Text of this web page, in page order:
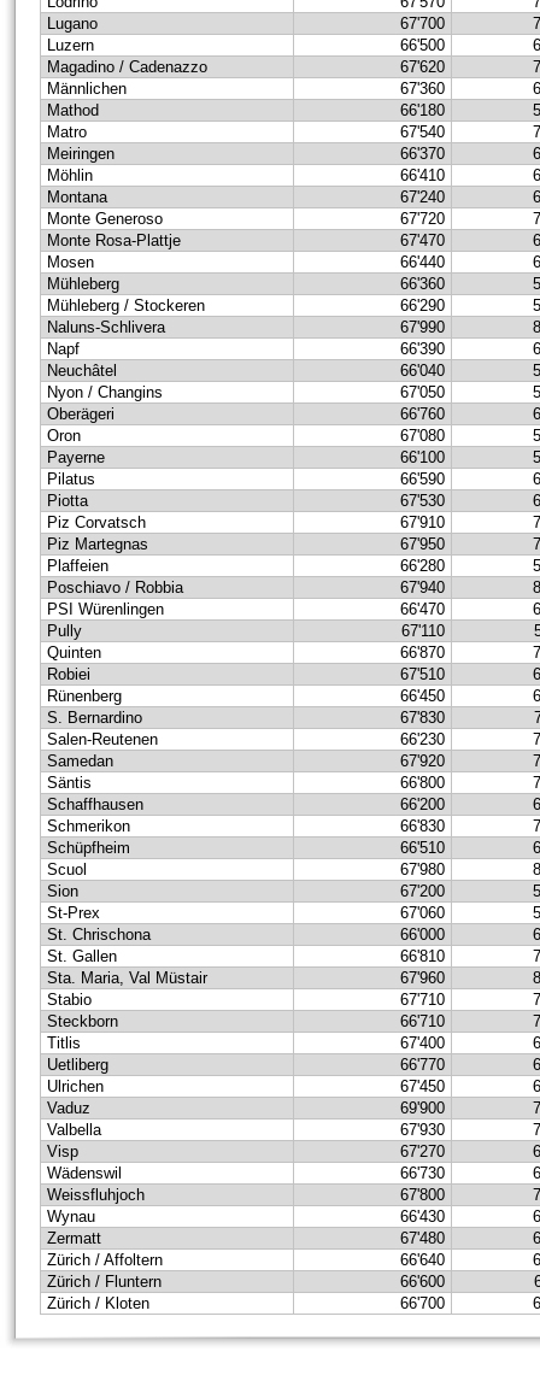
Lugano
67'700
Luzern
66'500
Magadino / Cadenazzo
67'620
Männlichen
67'360
Mathod
66'180
Matro
67'540
Meiringen
66'370
Möhlin
66'410
Montana
67'240
Monte Generoso
67'720
Monte Rosa-Plattje
67'470
Mosen
66'440
Mühleberg
66'360
Mühleberg / Stockeren
66'290
Naluns-Schlivera
67'990
Napf
66'390
Neuchâtel
66'040
Nyon / Changins
67'050
Oberägeri
66'760
Oron
67'080
Payerne
66'100
Pilatus
66'590
Piotta
67'530
Piz Corvatsch
67'910
Piz Martegnas
67'950
Plaffeien
66'280
Poschiavo / Robbia
67'940
PSI Würenlingen
66'470
Pully
67'110
Quinten
66'870
Robiei
67'510
Rünenberg
66'450
S. Bernardino
67'830
Salen-Reutenen
66'230
Samedan
67'920
Säntis
66'800
Schaffhausen
66'200
Schmerikon
66'830
Schüpfheim
66'510
Scuol
67'980
Sion
67'200
St-Prex
67'060
St. Chrischona
66'000
St. Gallen
66'810
Sta. Maria, Val Müstair
67'960
Stabio
67'710
Steckborn
66'710
Titlis
67'400
Uetliberg
66'770
Ulrichen
67'450
Vaduz
69'900
Valbella
67'930
Visp
67'270
Wädenswil
66'730
Weissfluhjoch
67'800
Wynau
66'430
Zermatt
67'480
Zürich / Affoltern
66'640
Zürich / Fluntern
66'600
Zürich / Kloten
66'700